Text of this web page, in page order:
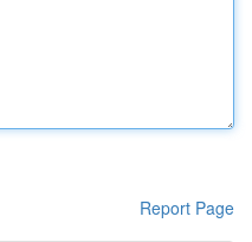
Report Page